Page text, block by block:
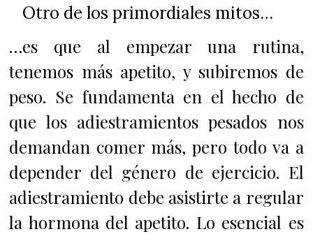
Otro de los primordiales mitos…
…es que al empezar una rutina,
tenemos más apetito, y subiremos de
peso. Se fundamenta en el hecho de
que los adiestramientos pesados nos
demandan comer más, pero todo va a
depender del género de ejercicio. El
adiestramiento debe asistirte a regular
la hormona del apetito. Lo esencial es